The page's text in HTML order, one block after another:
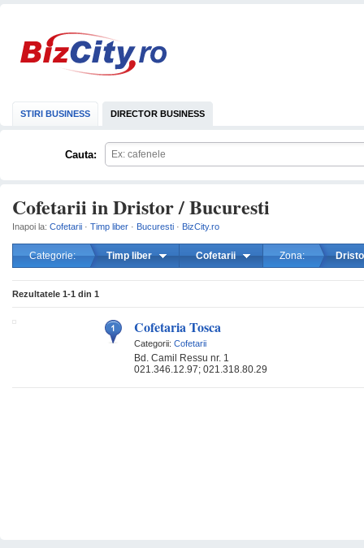
STIRI BUSINESS DIRECTOR BUSINESS
Cauta:
Cofetarii in Dristor / Bucuresti
Inapoi la: Cofetarii · Timp liber · Bucuresti · BizCity.ro
Categorie: Timp liber Cofetarii Zona:
Rezultatele 1-1 din 1
Cofetaria Tosca
Categorii: Cofetarii
Bd. Camil Ressu nr. 1
021.346.12.97; 021.318.80.29